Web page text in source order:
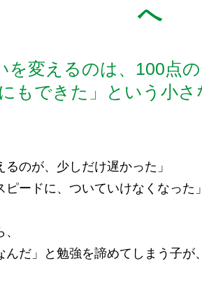
へ
を変えるのは、100点
もできた」という小さ
のが、少しだけ遅かった」
ードに、ついていけなくなった」
んだ」と勉強を諦めてしまう子が